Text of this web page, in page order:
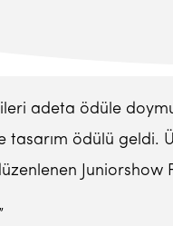
adeta ödüle
ödülü geldi.
Juniorshow